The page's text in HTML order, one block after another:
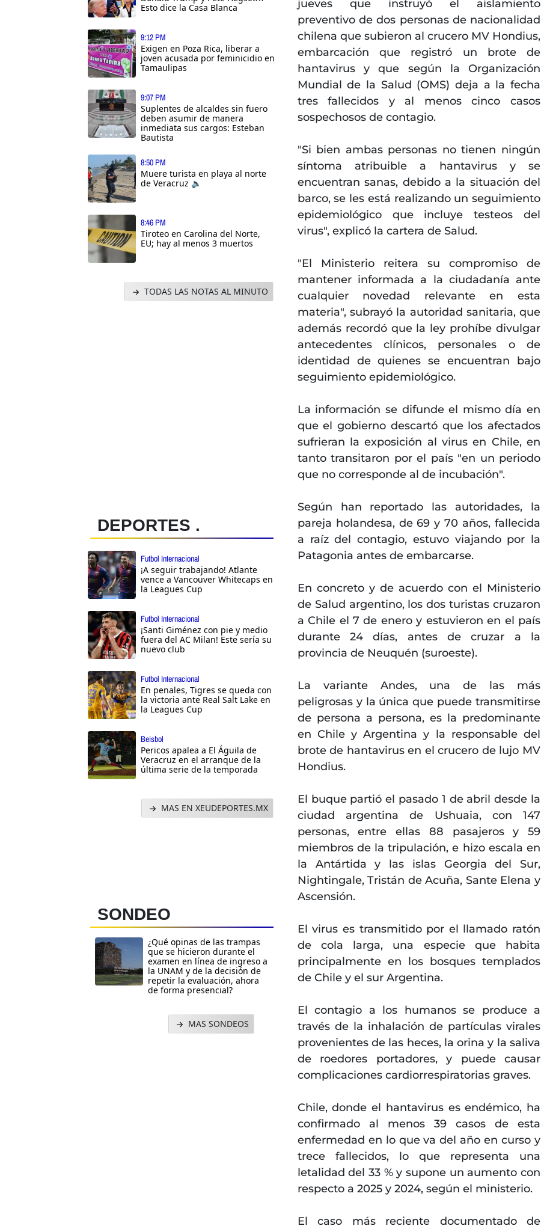
Esto dice la Casa Blanca
9:12 PM
Exigen en Poza Rica, liberar a
joven acusada por feminicidio en
Tamaulipas
9:07 PM
Suplentes de alcaldes sin fuero
deben asumir de manera
inmediata sus cargos: Esteban
Bautista
8:50 PM
Muere turista en playa al norte
de Veracruz 🔈
8:46 PM
Tiroteo en Carolina del Norte,
EU; hay al menos 3 muertos
TODAS LAS NOTAS AL MINUTO
DEPORTES .
Futbol Internacional
¡A seguir trabajando! Atlante
vence a Vancouver Whitecaps en
la Leagues Cup
Futbol Internacional
¡Santi Giménez con pie y medio
fuera del AC Milan! Este sería su
nuevo club
Futbol Internacional
En penales, Tigres se queda con
la victoria ante Real Salt Lake en
la Leagues Cup
Beisbol
Pericos apalea a El Águila de
Veracruz en el arranque de la
última serie de la temporada
MAS EN XEUDEPORTES.MX
SONDEO
¿Qué opinas de las trampas
que se hicieron durante el
examen en línea de ingreso a
la UNAM y de la decisión de
repetir la evaluación, ahora
de forma presencial?
MAS SONDEOS
jueves que instruyó el aislamiento
preventivo de dos personas de nacionalidad
chilena que subieron al crucero MV Hondius,
embarcación que registró un brote de
hantavirus y que según la Organización
Mundial de la Salud (OMS) deja a la fecha
tres fallecidos y al menos cinco casos
sospechosos de contagio.
"Si bien ambas personas no tienen ningún
síntoma atribuible a hantavirus y se
encuentran sanas, debido a la situación del
barco, se les está realizando un seguimiento
epidemiológico que incluye testeos del
virus", explicó la cartera de Salud.
"El Ministerio reitera su compromiso de
mantener informada a la ciudadanía ante
cualquier novedad relevante en esta
materia", subrayó la autoridad sanitaria, que
además recordó que la ley prohíbe divulgar
antecedentes clínicos, personales o de
identidad de quienes se encuentran bajo
seguimiento epidemiológico.
La información se difunde el mismo día en
que el gobierno descartó que los afectados
sufrieran la exposición al virus en Chile, en
tanto transitaron por el país "en un periodo
que no corresponde al de incubación".
Según han reportado las autoridades, la
pareja holandesa, de 69 y 70 años, fallecida
a raíz del contagio, estuvo viajando por la
Patagonia antes de embarcarse.
En concreto y de acuerdo con el Ministerio
de Salud argentino, los dos turistas cruzaron
a Chile el 7 de enero y estuvieron en el país
durante 24 días, antes de cruzar a la
provincia de Neuquén (suroeste).
La variante Andes, una de las más
peligrosas y la única que puede transmitirse
de persona a persona, es la predominante
en Chile y Argentina y la responsable del
brote de hantavirus en el crucero de lujo MV
Hondius.
El buque partió el pasado 1 de abril desde la
ciudad argentina de Ushuaia, con 147
personas, entre ellas 88 pasajeros y 59
miembros de la tripulación, e hizo escala en
la Antártida y las islas Georgia del Sur,
Nightingale, Tristán de Acuña, Sante Elena y
Ascensión.
El virus es transmitido por el llamado ratón
de cola larga, una especie que habita
principalmente en los bosques templados
de Chile y el sur Argentina.
El contagio a los humanos se produce a
través de la inhalación de partículas virales
provenientes de las heces, la orina y la saliva
de roedores portadores, y puede causar
complicaciones cardiorrespiratorias graves.
Chile, donde el hantavirus es endémico, ha
confirmado al menos 39 casos de esta
enfermedad en lo que va del año en curso y
trece fallecidos, lo que representa una
letalidad del 33 % y supone un aumento con
respecto a 2025 y 2024, según el ministerio.
El caso más reciente documentado de